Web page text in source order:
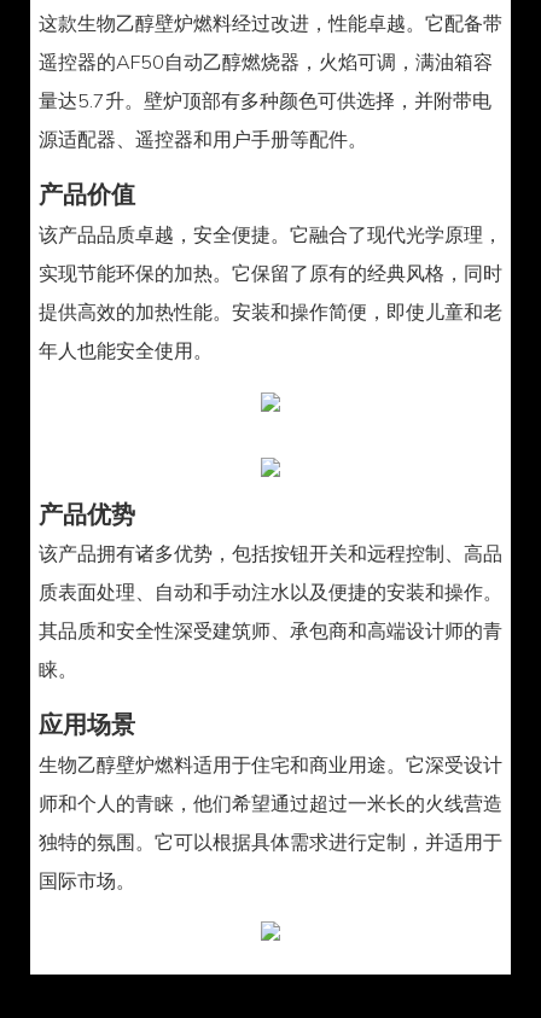
这款生物乙醇壁炉燃料经过改进，性能卓越。它配备带
遥控器的AF50自动乙醇燃烧器，火焰可调，满油箱容
量达5.7升。壁炉顶部有多种颜色可供选择，并附带电
源适配器、遥控器和用户手册等配件。
产品价值
该产品品质卓越，安全便捷。它融合了现代光学原理，
实现节能环保的加热。它保留了原有的经典风格，同时
提供高效的加热性能。安装和操作简便，即使儿童和老
年人也能安全使用。
产品优势
该产品拥有诸多优势，包括按钮开关和远程控制、高品
质表面处理、自动和手动注水以及便捷的安装和操作。
其品质和安全性深受建筑师、承包商和高端设计师的青
睐。
应用场景
生物乙醇壁炉燃料适用于住宅和商业用途。它深受设计
师和个人的青睐，他们希望通过超过一米长的火线营造
独特的氛围。它可以根据具体需求进行定制，并适用于
国际市场。